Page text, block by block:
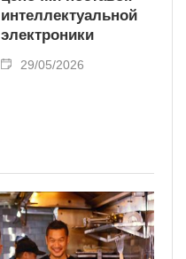
интеллектуальной
электроники
29/05/2026